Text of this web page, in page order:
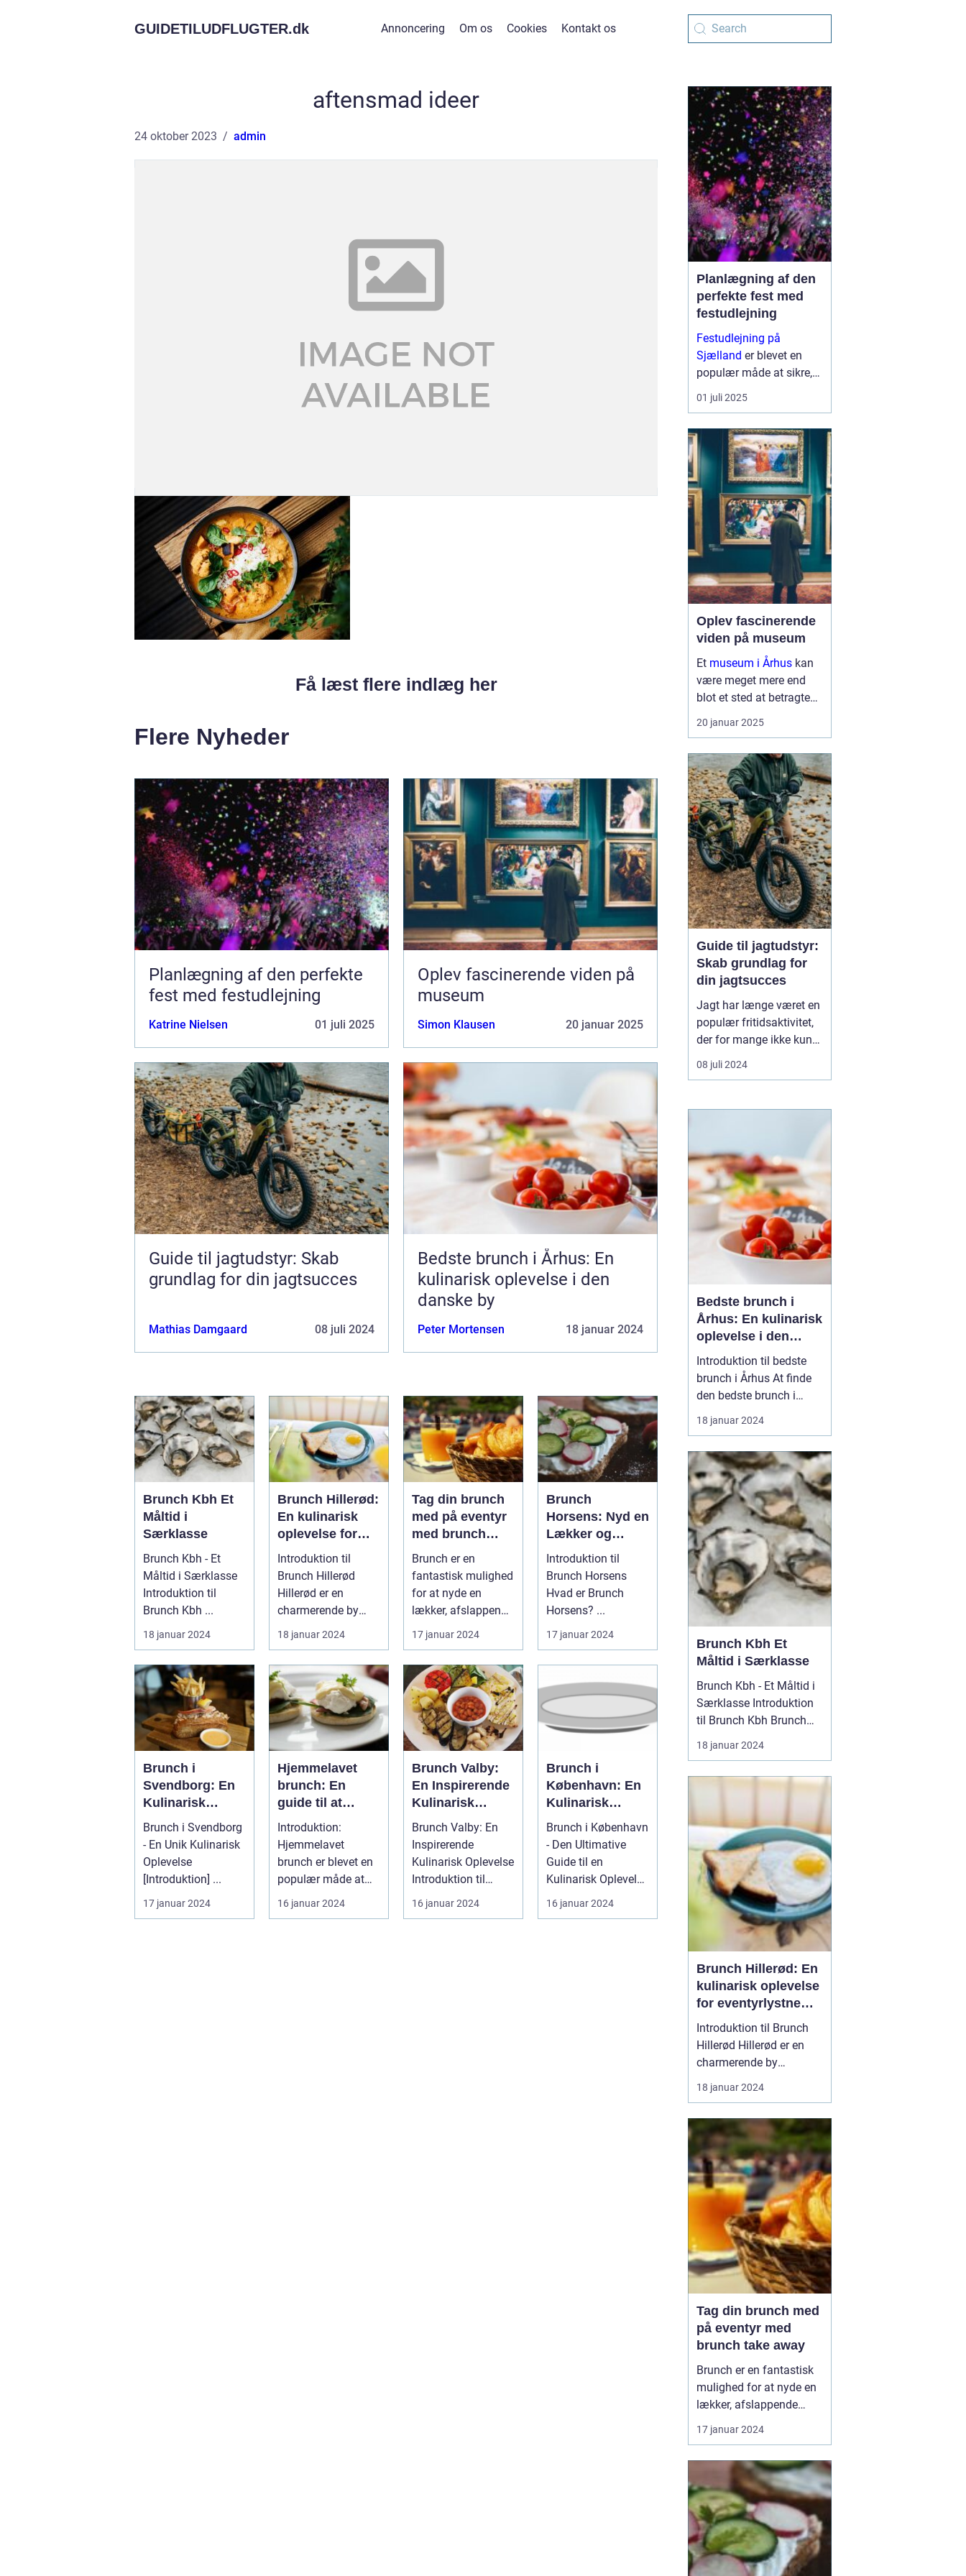
GUIDETILUDFLUGTER.dk Annoncering Om os Cookies Kontakt os
aftensmad ideer
24 oktober 2023 admin
Få læst flere indlæg her
Flere Nyheder
Planlægning af den perfekte
fest med festudlejning
Katrine Nielsen 01 juli 2025
Oplev fascinerende viden på
museum
Simon Klausen 20 januar 2025
Guide til jagtudstyr: Skab
grundlag for din jagtsucces
Mathias Damgaard 08 juli 2024
Bedste brunch i Århus: En
kulinarisk oplevelse i den
danske by
Peter Mortensen 18 januar 2024
Brunch Kbh Et
Måltid i
Særklasse
Brunch Kbh - Et
Måltid i Særklasse
Introduktion til
Brunch Kbh ...
18 januar 2024
Brunch Hillerød:
En kulinarisk
oplevelse for
eventyrlystne
rejsende og
backpackere
Introduktion til
Brunch Hillerød
Hillerød er en
charmerende by
beliggende i
Nordsjælland,
Danmark. D...
18 januar 2024
Tag din brunch
med på eventyr
med brunch
take away
Brunch er en
fantastisk mulighed
for at nyde en
lækker, afslappende
måltid med venner
eller familie....
17 januar 2024
Brunch
Horsens: Nyd en
Lækker og
Afslappende
Morgenmad i
Byen
Introduktion til
Brunch Horsens
Hvad er Brunch
Horsens? ...
17 januar 2024
Brunch i
Svendborg: En
Kulinarisk
Oplevelse for
Eventyrrejsende
og Backpackere
Brunch i Svendborg
- En Unik Kulinarisk
Oplevelse
[Introduktion] ...
17 januar 2024
Hjemmelavet
brunch: En
guide til at
imponere dine
eventyrrejsende
og backpacker-
venner med en
lækker og
historisk
inspireret måltid
Introduktion:
Hjemmelavet
brunch er blevet en
populær måde at
samle venner og
familie til en
16 januar 2024
Brunch Valby:
En Inspirerende
Kulinarisk
Oplevelse for
Eventyrrejsende
og Backpackere
Brunch Valby: En
Inspirerende
Kulinarisk Oplevelse
Introduktion til
16 januar 2024
Brunch i
København: En
Kulinarisk
Oplevelse for
Eventyrrejsende
og Backpackere
Brunch i København
- Den Ultimative
Guide til en
Kulinarisk Oplevelse
Introduktion til
Brunch i Kø...
16 januar 2024
Planlægning af den
perfekte fest med
festudlejning
Festudlejning på
Sjælland er blevet en
populær måde at sikre,
at ethvert arrangement
får en ekstra dimension
børnef&osla...
01 juli 2025
Oplev fascinerende
viden på museum
Et museum i Århus kan
være meget mere end
blot et sted at betragte
malerier og udstillinger.
Det er en rejse gennem
nysgerrige sind til at ...
20 januar 2025
Guide til jagtudstyr:
Skab grundlag for
din jagtsucces
Jagt har længe været en
populær fritidsaktivitet,
der for mange ikke kun
er en hobby, men en
passion. Det udstyr, man
betyde forskellen mellem
den...
08 juli 2024
Bedste brunch i
Århus: En kulinarisk
oplevelse i den
danske by
Introduktion til bedste
brunch i Århus At finde
den bedste brunch i
Århus kan være en
udfordrende opgave for
eller backpacker. Århus
er kendt for sit
pulserende madscene,
og brunch er ingen
undtagelse. Byen har en
bred vifte af...
18 januar 2024
Brunch Kbh Et
Måltid i Særklasse
Brunch Kbh - Et Måltid i
Særklasse Introduktion
til Brunch Kbh Brunch
Kbh er en kulinar...
18 januar 2024
Brunch Hillerød: En
kulinarisk oplevelse
for eventyrlystne
rejsende og
backpackere
Introduktion til Brunch
Hillerød Hillerød er en
charmerende by
beliggende i
Nordsjælland, Danmark.
rejsemål for
eventyrrejsende og
backpackere, der ønsker
at udforske de historiske
og naturlige skatte i
området. En af de mest
popul...
18 januar 2024
Tag din brunch med
på eventyr med
brunch take away
Brunch er en fantastisk
mulighed for at nyde en
lækker, afslappende
måltid med venner eller
familie. Men hvad gør
farten eller ikke har tid til
at sidde og spise i en
restaurant? Svaret er
enkelt: brunch take
away. Med denne
innova...
17 januar 2024